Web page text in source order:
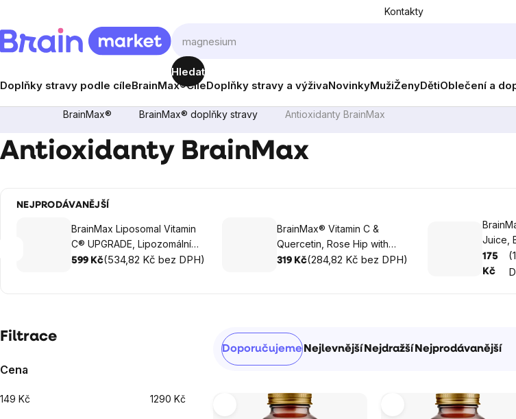
obsah
Kontakty
Hledat
Doplňky stravy podle cíleBrainMax®CíleDoplňky stravy a výživaNovinkyMužiŽenyDětiOblečení a
BrainMax® BrainMax® doplňky stravy Antioxidanty BrainMax
Antioxidanty BrainMax
NEJPRODÁVANĚJŠÍ
BrainMax Liposomal Vitamin
C® UPGRADE, Lipozomální
Vitamín C, 500 mg, 60
599 Kč(534,82 Kč bez DPH)
BrainMax® Vitamin C &
Quercetin, Rose Hip with
Bioflavonoids, 100 rostlinných
319 Kč(284,82 Kč bez DPH)
Juice,
175
Kč
Postranní
panel
Filtrace
Cena
149 Kč 1290 Kč
Řazení
produktů
Doporučujeme Nejlevnější Nejdražší Nejprodávanější